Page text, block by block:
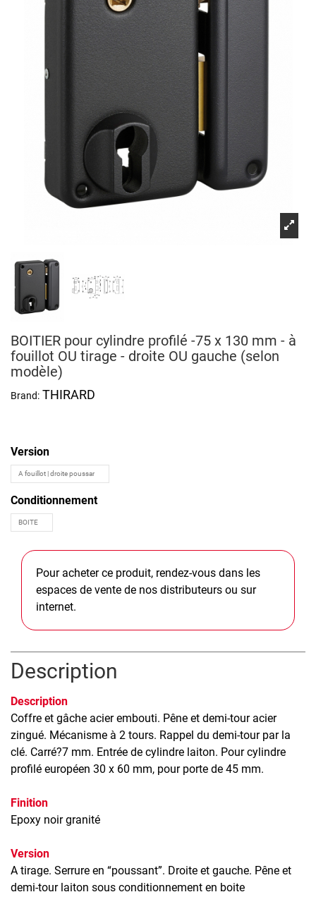
BOITIER pour cylindre profilé -75 x 130 mm - à
fouillot OU tirage - droite OU gauche (selon
modèle)
Brand: THIRARD
Version
Conditionnement
Pour acheter ce produit, rendez-vous dans les
espaces de vente de nos distributeurs ou sur
internet.
Description
Description
Coffre et gâche acier embouti. Pêne et demi-tour acier
zingué. Mécanisme à 2 tours. Rappel du demi-tour par la
clé. Carré?7 mm. Entrée de cylindre laiton. Pour cylindre
profilé européen 30 x 60 mm, pour porte de 45 mm.
Finition
Epoxy noir granité
Version
A tirage. Serrure en “poussant”. Droite et gauche. Pêne et
demi-tour laiton sous conditionnement en boite